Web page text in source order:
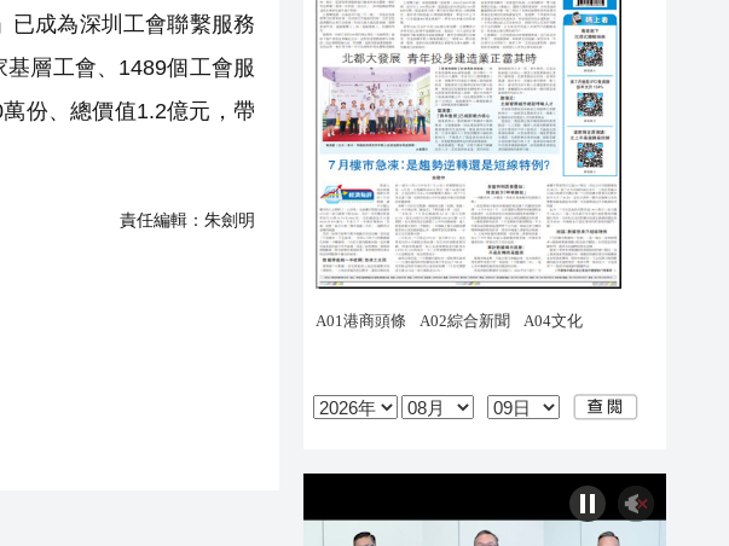
已成為深圳工會聯繫服務
層工會、1489個工會服
份、總價值1.2億元，帶
責任編輯： 朱劍明